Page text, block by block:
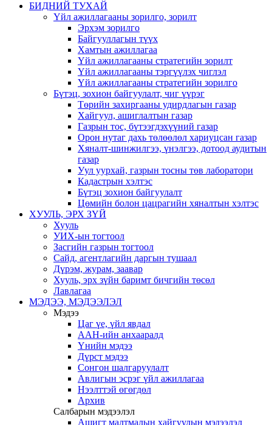
БИДНИЙ ТУХАЙ
Үйл ажиллагааны зорилго, зорилт
Эрхэм зорилго
Байгууллагын түүх
Хамтын ажиллагаа
Үйл ажиллагааны стратегийн зорилт
Үйл ажиллагааны тэргүүлэх чиглэл
Үйл ажиллагааны стратегийн зорилго
Бүтэц, зохион байгуулалт, чиг үүрэг
Төрийн захиргааны удирдлагын газар
Хайгуул, ашиглалтын газар
Газрын тос, бүтээгдэхүүний газар
Орон нутаг дахь төлөөлөл хариуцсан газар
Хяналт-шинжилгээ, үнэлгээ, дотоод аудитын
газар
Уул уурхай, газрын тосны төв лаборатори
Кадастрын хэлтэс
Бүтэц зохион байгуулалт
Цөмийн болон цацрагийн хяналтын хэлтэс
ХУУЛЬ, ЭРХ ЗҮЙ
Хууль
УИХ-ын тогтоол
Засгийн газрын тогтоол
Сайд, агентлагийн даргын тушаал
Дүрэм, журам, заавар
Хууль, эрх зүйн баримт бичгийн төсөл
Лавлагаа
МЭДЭЭ, МЭДЭЭЛЭЛ
Мэдээ
Цаг үе, үйл явдал
ААН-ийн анхааралд
Үнийн мэдээ
Дүрст мэдээ
Сонгон шалгаруулалт
Авлигын эсрэг үйл ажиллагаа
Нээлттэй өгөгдөл
Архив
Салбарын мэдээлэл
Ашигт малтмалын хайгуулын мэдээлэл